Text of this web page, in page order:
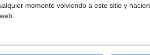
momento volviendo a este sitio y